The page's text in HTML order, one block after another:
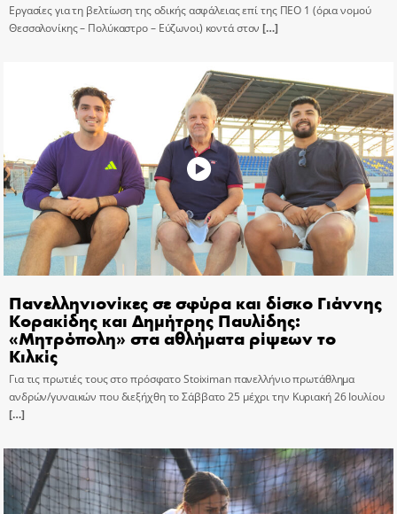
Εργασίες για τη βελτίωση της οδικής ασφάλειας επί της ΠΕΟ 1 (όρια νομού
Θεσσαλονίκης – Πολύκαστρο – Εύζωνοι) κοντά στον […]
Πανελληνιονίκες σε σφύρα και δίσκο Γιάννης
Κορακίδης και Δημήτρης Παυλίδης:
«Μητρόπολη» στα αθλήματα ρίψεων το
Κιλκίς
Για τις πρωτιές τους στο πρόσφατο Stoiximan πανελλήνιο πρωτάθλημα
ανδρών/γυναικών που διεξήχθη το Σάββατο 25 μέχρι την Κυριακή 26 Ιουλίου
[…]